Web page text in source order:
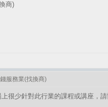
商)
服務業(找換商)
很少針對此行業的課程或講座，請